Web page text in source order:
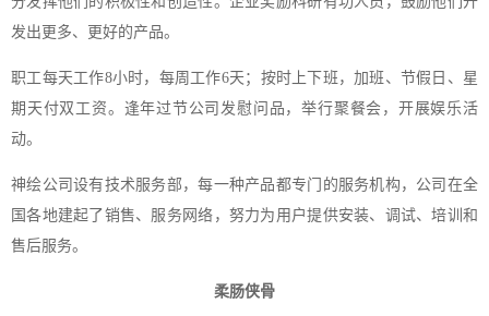
发出更多、更好的产品。
职工每天工作8小时，每周工作6天；按时上下班，加班、节假日、星
期天付双工资。逢年过节公司发慰问品，举行聚餐会，开展娱乐活
动。
神绘公司设有技术服务部，每一种产品都专门的服务机构，公司在全
国各地建起了销售、服务网络，努力为用户提供安装、调试、培训和
售后服务。
柔肠侠骨